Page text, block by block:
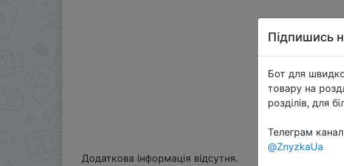
Додаткова інформація відсутня.
Підпишись
Бот для
товару на
розділів, для
Телеграм
@ZnyzkaUa